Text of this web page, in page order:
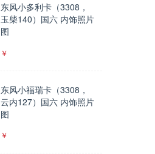
东风小多利卡（3308，
玉柴140）国六 内饰照片
图
东风小福瑞卡（3308，
云内127）国六 内饰照片
图